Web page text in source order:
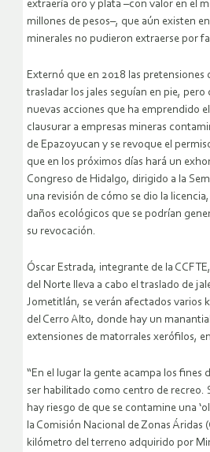
extraería oro y plata –con valor en el
millones de pesos–, que aún existen
minerales no pudieron extraerse por
Externó que en 2018 las pretensiones
trasladar los jales seguían en pie, pero
nuevas acciones que ha emprendido
clausurar a empresas mineras
de Epazoyucan y se revoque el
que en los próximos días hará un
Congreso de Hidalgo, dirigido a la
una revisión de cómo se dio la
daños ecológicos que se podrían
su revocación.
Óscar Estrada, integrante de la
del Norte lleva a cabo el traslado de
Jometitlán, se verán afectados varios
del Cerro Alto, donde hay un
extensiones de matorrales xerófilos,
“En el lugar la gente acampa los fines
ser habilitado como centro de recreo.
hay riesgo de que se contamine una
la Comisión Nacional de Zonas Áridas
kilómetro del terreno adquirido por